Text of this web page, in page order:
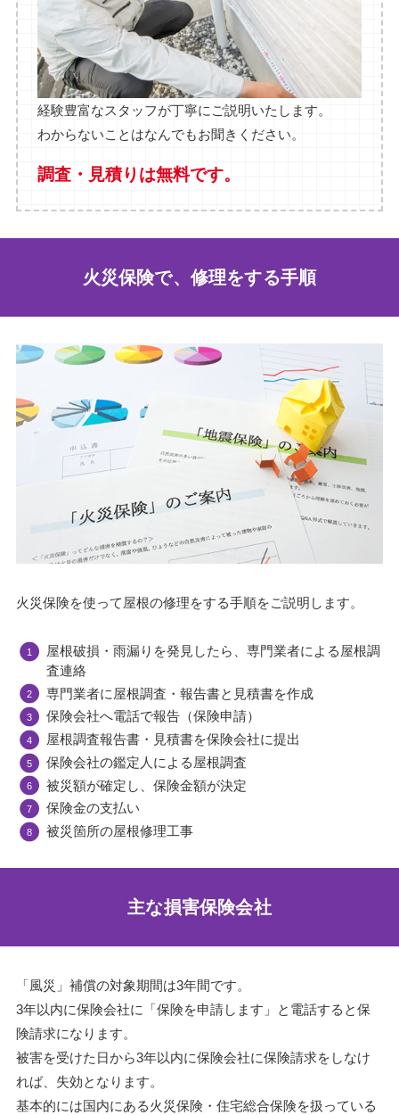
経験豊富なスタッフが丁寧にご説明いたします。
わからないことはなんでもお聞きください。
調査・見積りは無料です。
火災保険で、修理をする手順
火災保険を使って屋根の修理をする手順をご説明します。
屋根破損・雨漏りを発見したら、専門業者による屋根調
査連絡
専門業者に屋根調査・報告書と見積書を作成
保険会社へ電話で報告（保険申請）
屋根調査報告書・見積書を保険会社に提出
保険会社の鑑定人による屋根調査
被災額が確定し、保険金額が決定
保険金の支払い
被災箇所の屋根修理工事
主な損害保険会社
「風災」補償の対象期間は3年間です。
3年以内に保険会社に「保険を申請します」と電話すると保
険請求になります。
被害を受けた日から3年以内に保険会社に保険請求をしなけ
れば、失効となります。
基本的には国内にある火災保険・住宅総合保険を扱っている